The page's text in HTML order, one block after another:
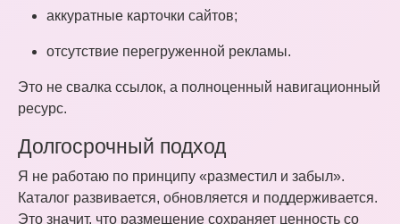
аккуратные карточки сайтов;
отсутствие перегруженной рекламы.
Это не свалка ссылок, а полноценный навигационный
ресурс.
Долгосрочный подход
Я не работаю по принципу «разместил и забыл».
Каталог развивается, обновляется и поддерживается.
Это значит, что размещение сохраняет ценность со